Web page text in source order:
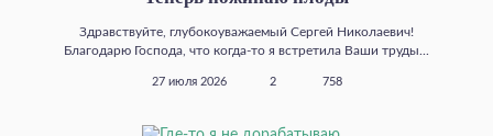
Здравствуйте, глубокоуважаемый Сергей Николаевич!
Благодарю Господа, что когда‑то я встретила Ваши труды...
27 июля 2026 2 758